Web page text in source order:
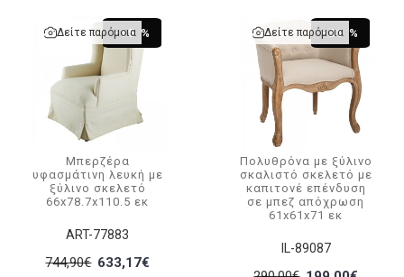
-15 %
Δείτε παρόμοια
ART-77883
Μπερζέρα
υφασμάτινη λευκή με
ξύλινο σκελετό
66x78.7x110.5 εκ
744,90€ 633,17€
-31 %
Δείτε παρόμοια
IL-89087
Πολυθρόνα με ξύλινο
σκαλιστό σκελετό με
καπιτονέ επένδυση
σε μπεζ απόχρωση
61x61x71 εκ